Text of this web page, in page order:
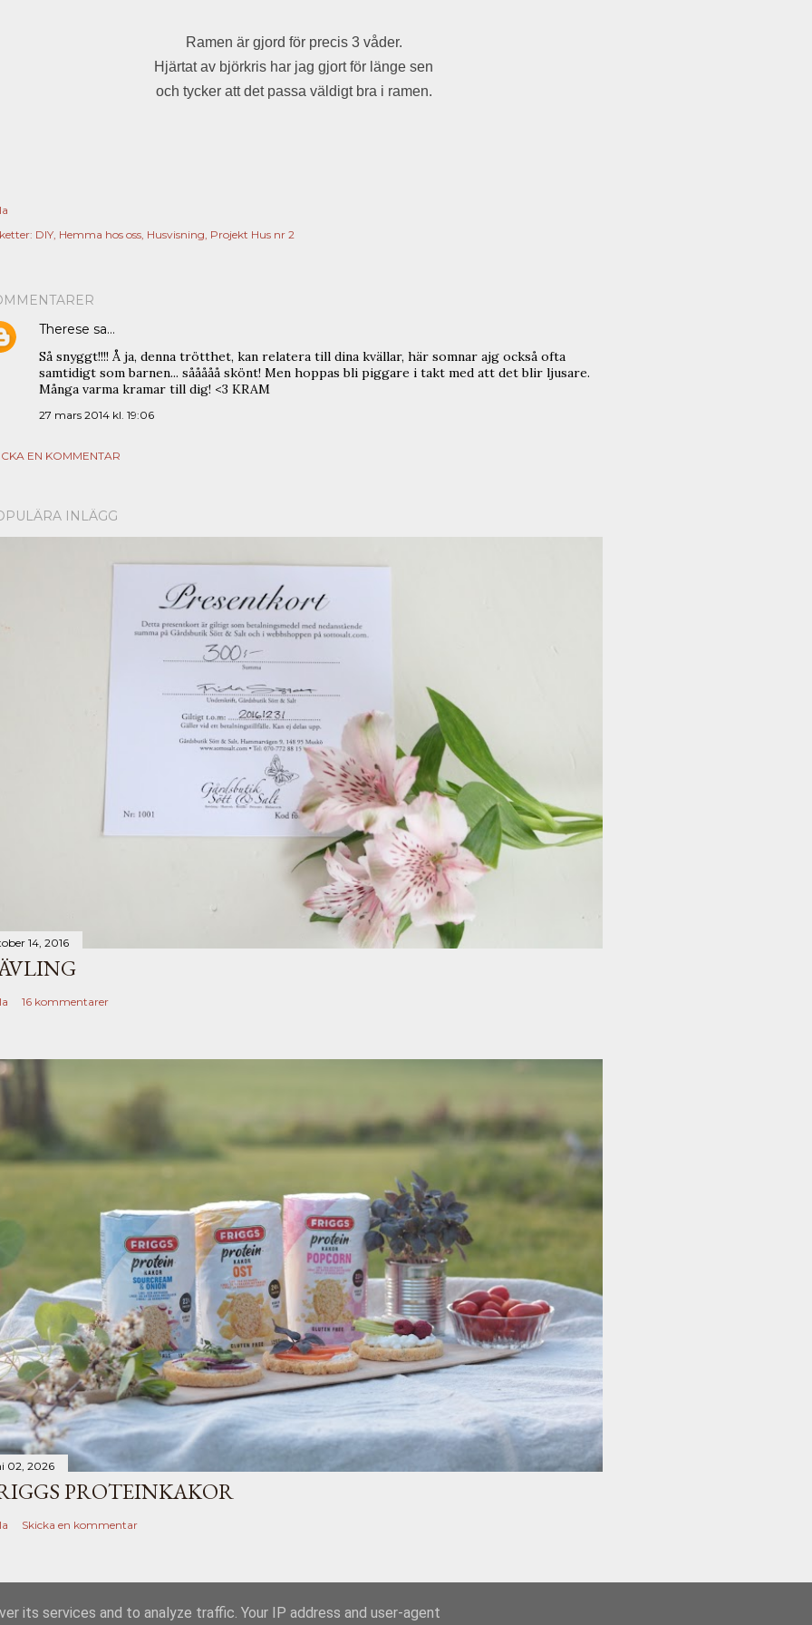
Ramen är gjord för precis 3 våder.
Hjärtat av björkris har jag gjort för länge sen
och tycker att det passa väldigt bra i ramen.
DIY Hemma hos oss Husvisning Projekt Hus nr 2
Therese sa…
Så snyggt!!!! Å ja, denna trötthet, kan relatera till dina kvällar, här somnar ajg också ofta
samtidigt som barnen... sååååå skönt! Men hoppas bli piggare i takt med att det blir ljusare.
Många varma kramar till dig! <3 KRAM
27 mars 2014 kl. 19:06
EN KOMMENTAR
INLÄGG
14, 2016
16 kommentarer
02, 2026
PROTEINKAKOR
Skicka en kommentar
its services and to analyze traffic. Your IP address and user-agent